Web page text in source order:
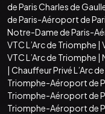
de Paris Charles de
de Paris-Aéroport de
Notre-Dame de Paris-
VTC L’Arc de Triomphe |
VTC L’Arc de Triomphe |
| Chauffeur Privé L’Arc
Triomphe-Aéroport de
Triomphe-Aéroport de
Triomphe-Aéroport de